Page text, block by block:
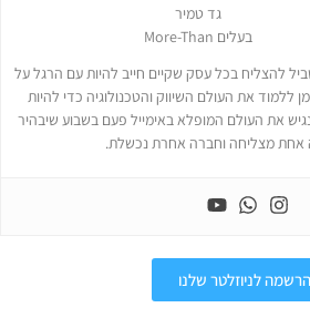
גד טמיר
בעלים More-Than
להצליח בכל עסק שקיים חייב להיות עם הרגל על
ללמוד את העולם השיווק והטכנולוגיה כדי להיות
את העולם המופלא באימייל פעם בשבוע שיבהיר
אחת מצליחה וחברה אחרת נכשלת.
לניוזלטר שלנו